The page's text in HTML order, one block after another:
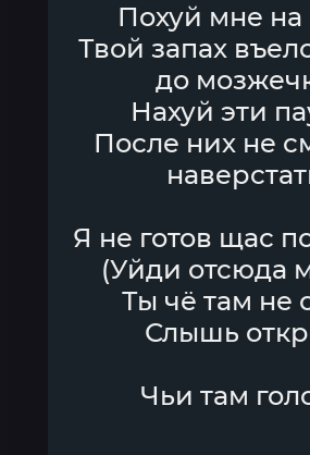
Похуй мне на
Твой запах
до
Нахуй эти
После них не
Я не готов щас
(Уйди отсюда
Ты чё там не
Слышь
Чьи там